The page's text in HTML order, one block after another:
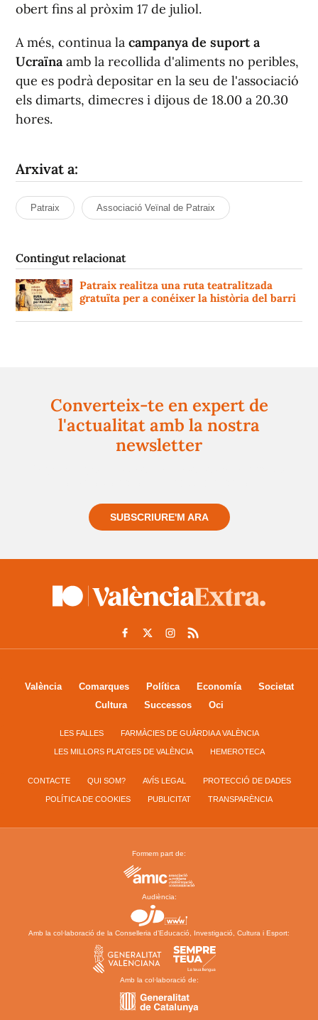
obert fins al pròxim 17 de juliol.
A més, continua la campanya de suport a
Ucraïna amb la recollida d'aliments no peribles,
que es podrà depositar en la seu de l'associació
els dimarts, dimecres i dijous de 18.00 a 20.30
hores.
Arxivat a:
Patraix Associació Veïnal de Patraix
Contingut relacionat
Patraix realitza una ruta teatralitzada
gratuïta per a conéixer la història del barri
Converteix-te en expert de
l'actualitat amb la nostra
newsletter
SUBSCRIURE'M ARA
València Comarques Política Economía
Societat
Cultura
Successos Oci
LES FALLES FARMÀCIES DE GUÀRDIA A VALÈNCIA
LES MILLORS PLATGES DE VALÈNCIA HEMEROTECA
CONTACTE QUI SOM? AVÍS LEGAL PROTECCIÓ DE DADES
POLÍTICA DE COOKIES PUBLICITAT TRANSPARÈNCIA
Formem part de:
Audiència:
Amb la col·laboració de la Conselleria d’Educació, Investigació, Cultura i Esport:
Amb la col·laboració de: